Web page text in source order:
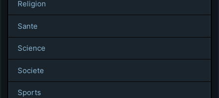
Religion
Sante
Science
Societe
Sports